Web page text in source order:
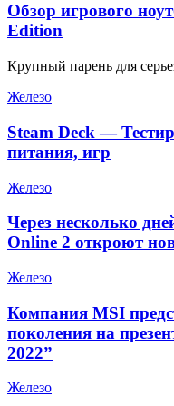
Обзор игрового
Edition
Крупный парень для
Железо
Steam Deck —
питания, игр
Железо
Через несколько
Online 2 откроют
Железо
Компания MSI
поколения на
2022”
Железо